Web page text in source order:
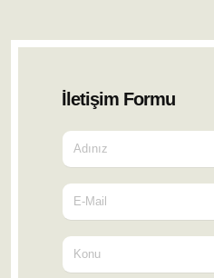
İletişim Formu